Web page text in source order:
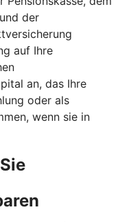
der
auf Ihre
an, das Ihre
oder als
wenn sie in